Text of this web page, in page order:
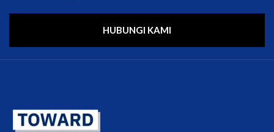
HUBUNGI KAMI